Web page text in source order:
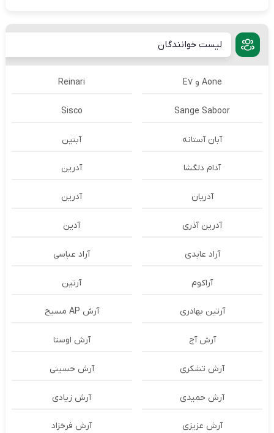
لیست خوانندگان
Aone و E7 Reinari
Sange Saboor
Sisco
آبان آستانه آبتین
آدام دلگشا آدرين
آدریان آدرین
آدرین آذری آدین
آراد عابدی آراد عباسی
آراکوم آرتین
آرتین بهادری آرش AP مسیح
آرش آج آرش اوستا
آرش تشکری آرش حسینی
آرش حمیدی آرش زیادی
آرش عزیزی آرش فرخزاد